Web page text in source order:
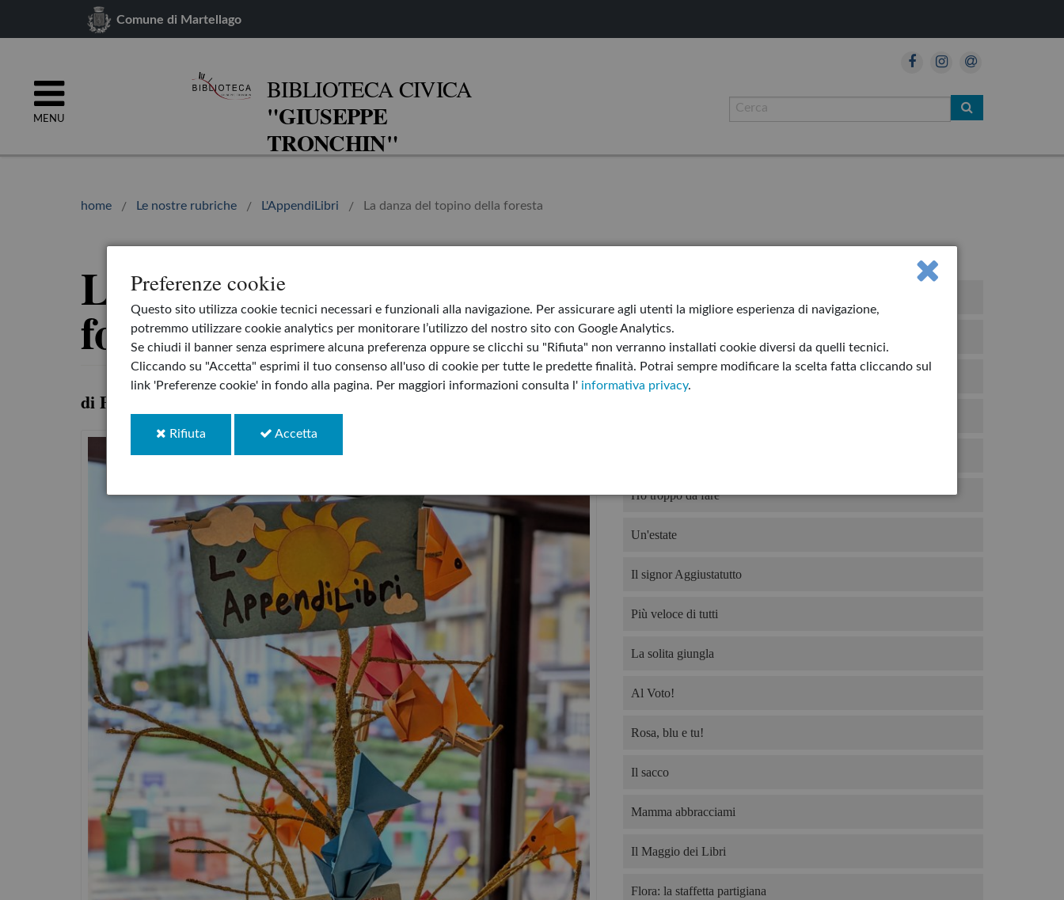
Preferenze cookie
Questo sito utilizza cookie tecnici necessari e funzionali alla navigazione. Per assicurare agli utenti la migliore esperienza di navigazione,
potremmo utilizzare cookie analytics per monitorare l’utilizzo del nostro sito con Google Analytics.
Se chiudi il banner senza esprimere alcuna preferenza oppure se clicchi su "Rifiuta" non verranno installati cookie diversi da quelli tecnici.
Cliccando su "Accetta" esprimi il tuo consenso all'uso di cookie per tutte le predette finalità. Potrai sempre modificare la scelta fatta cliccando sul
link 'Preferenze cookie' in fondo alla pagina. Per maggiori informazioni consulta l' informativa privacy.
Rifiuta Accetta
Comune di Martellago
MENU
BIBLIOTECA CIVICA
"GIUSEPPE
TRONCHIN"
home Le nostre rubriche L'AppendiLibri La danza del topino della foresta
La danza del topino della
foresta
di Pirkko-Liisa Surojegin
Il bambino pisciolino
I sette letti di Ghiro
Ho troppo da fare
Un'estate
Il signor Aggiustatutto
Più veloce di tutti
La solita giungla
Al Voto!
Rosa, blu e tu!
Il sacco
Mamma abbracciami
Il Maggio dei Libri
Flora: la staffetta partigiana